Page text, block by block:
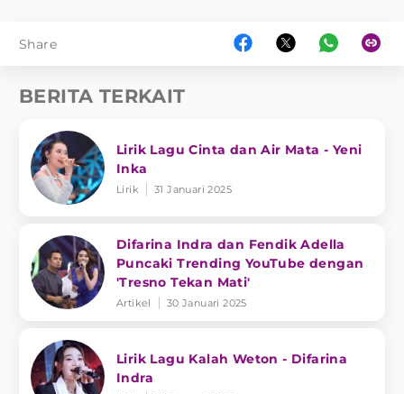
Share
BERITA TERKAIT
Lirik Lagu Cinta dan Air Mata - Yeni
Inka
Lirik 31 Januari 2025
Difarina Indra dan Fendik Adella
Puncaki Trending YouTube dengan
'Tresno Tekan Mati'
Artikel 30 Januari 2025
Lirik Lagu Kalah Weton - Difarina
Indra